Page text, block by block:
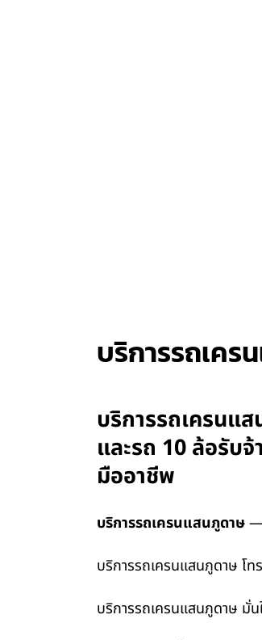
บริการรถเค
บริการรถเครนแส
และรถ 10 ล้อรับ
มืออาชีพ
บริการรถเครนแสนภูดาษ—
บริการรถเครนแสนภูดาษ โ
บริการรถเครนแสนภูดาษ มั่